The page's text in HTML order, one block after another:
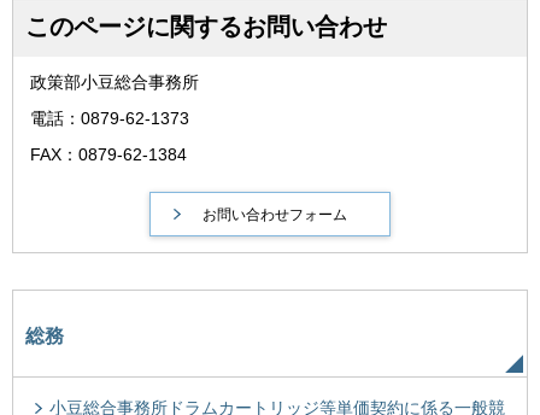
このページに関するお問い合わせ
政策部小豆総合事務所
電話：0879-62-1373
FAX：0879-62-1384
総務
小豆総合事務所ドラムカートリッジ等単価契約に係る一般競